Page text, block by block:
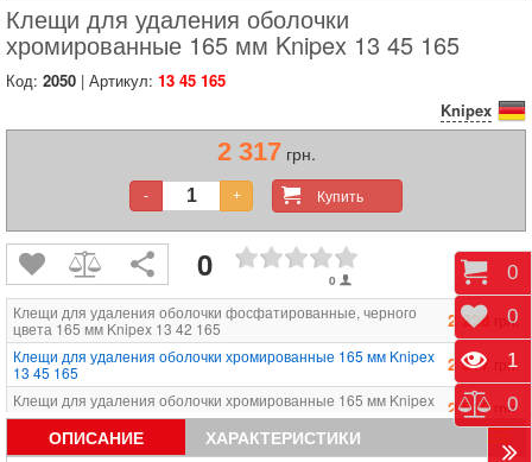
Клещи для удаления оболочки
хромированные 165 мм Knipex 13 45 165
Код: 2050 | Артикул: 13 45 165
Knipex
2 317грн.
Купить
- +
0 0
Клещи для удаления оболочки фосфатированные, черного
цвета 165 мм Knipex 13 42 165
2 228
грн.
Клещи для удаления оболочки хромированные 165 мм Knipex
13 45 165
2 317
грн.
Клещи для удаления оболочки хромированные 165 мм Knipex
13 46 165
2 519 грн.
ОПИСАНИЕ ХАРАКТЕРИСТИКИ
0
0
1
0